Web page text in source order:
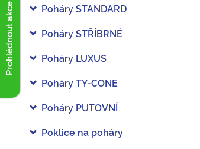
Prohlédnout akce Poháry STANDARD
Poháry STŘÍBRNÉ
Poháry LUXUS
Poháry TY-CONE
Poháry PUTOVNÍ
Poklice na poháry